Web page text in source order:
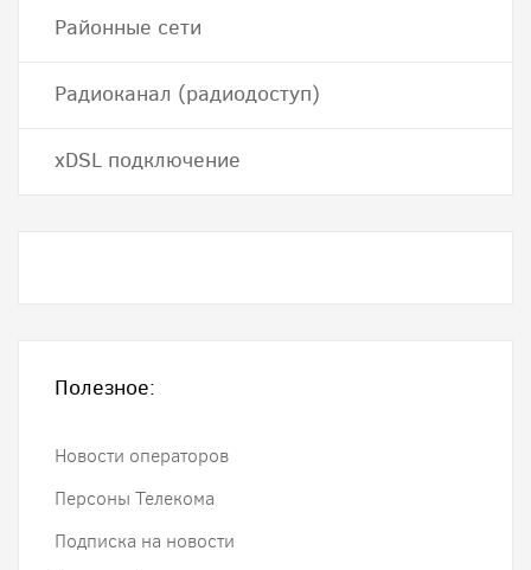
Районные сети
Радиоканал (радиодоступ)
хDSL подключение
Полезное:
Новости операторов
Персоны Телекома
Подписка на новости